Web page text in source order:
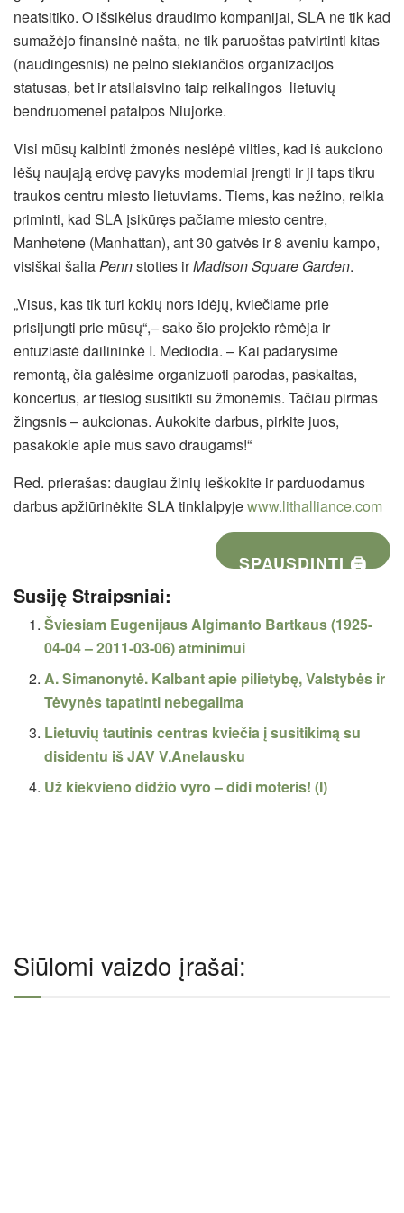
neatsitiko. O išsikėlus draudimo kompanijai, SLA ne tik kad
sumažėjo finansinė našta, ne tik paruoštas patvirtinti kitas
(naudingesnis) ne pelno siekiančios organizacijos
statusas, bet ir atsilaisvino taip reikalingos lietuvių
bendruomenei patalpos Niujorke.
Visi mūsų kalbinti žmonės neslėpė vilties, kad iš aukciono
lėšų naująją erdvę pavyks moderniai įrengti ir ji taps tikru
traukos centru miesto lietuviams. Tiems, kas nežino, reikia
priminti, kad SLA įsikūręs pačiame miesto centre,
Manhetene (Manhattan), ant 30 gatvės ir 8 aveniu kampo,
visiškai šaliaPennstoties irMadison Square Garden.
„Visus, kas tik turi kokių nors idėjų, kviečiame prie
prisijungti prie mūsų“,– sako šio projekto rėmėja ir
entuziastė dailininkė I. Mediodia. – Kai padarysime
remontą, čia galėsime organizuoti parodas, paskaitas,
koncertus, ar tiesiog susitikti su žmonėmis. Tačiau pirmas
žingsnis – aukcionas. Aukokite darbus, pirkite juos,
pasakokie apie mus savo draugams!“
Red. prierašas: daugiau žinių ieškokite ir parduodamus
darbus apžiūrinėkite SLA tinklalpyjewww.lithalliance.com
SPAUSDINTI 🖨
Susiję Straipsniai:
Šviesiam Eugenijaus Algimanto Bartkaus (1925-
04-04 – 2011-03-06) atminimui
A. Simanonytė. Kalbant apie pilietybę, Valstybės ir
Tėvynės tapatinti nebegalima
Lietuvių tautinis centras kviečia į susitikimą su
disidentu iš JAV V.Anelausku
Už kiekvieno didžio vyro – didi moteris! (I)
Siūlomi vaizdo įrašai: